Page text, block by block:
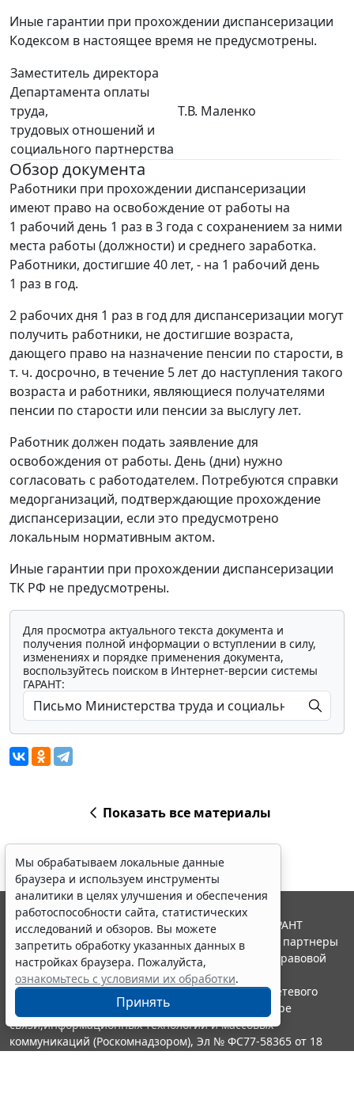
Иные гарантии при прохождении диспансеризации
Кодексом в настоящее время не предусмотрены.
Заместитель директора
Департамента оплаты
труда,
трудовых отношений и
социального партнерства
Т.В. Маленко
Обзор документа
Работники при прохождении диспансеризации
имеют право на освобождение от работы на
1 рабочий день 1 раз в 3 года с сохранением за ними
места работы (должности) и среднего заработка.
Работники, достигшие 40 лет, - на 1 рабочий день
1 раз в год.
2 рабочих дня 1 раз в год для диспансеризации могут
получить работники, не достигшие возраста,
дающего право на назначение пенсии по старости, в
т. ч. досрочно, в течение 5 лет до наступления такого
возраста и работники, являющиеся получателями
пенсии по старости или пенсии за выслугу лет.
Работник должен подать заявление для
освобождения от работы. День (дни) нужно
согласовать с работодателем. Потребуются справки
медорганизаций, подтверждающие прохождение
диспансеризации, если это предусмотрено
локальным нормативным актом.
Иные гарантии при прохождении диспансеризации
ТК РФ не предусмотрены.
Для просмотра актуального текста документа и
получения полной информации о вступлении в силу,
изменениях и порядке применения документа,
воспользуйтесь поиском в Интернет-версии системы
ГАРАНТ:
Показать все материалы
Мы обрабатываем локальные данные
браузера и используем инструменты
аналитики в целях улучшения и обеспечения
работоспособности сайта, статистических
исследований и обзоров. Вы можете
запретить обработку указанных данных в
настройках браузера. Пожалуйста,
ознакомьтесь с условиями их обработки.
Принять
© ООО "НПП "ГАРАНТ-СЕРВИС", 2026. Система ГАРАНТ
выпускается с 1990 года. Компания "Гарант" и ее партнеры
являются участниками Российской ассоциации правовой
информации ГАРАНТ.
Портал ГАРАНТ.РУ зарегистрирован в качестве сетевого
издания Федеральной службой по надзору в сфере
связи,информационных технологий и массовых
коммуникаций (Роскомнадзором), Эл № ФС77-58365 от 18